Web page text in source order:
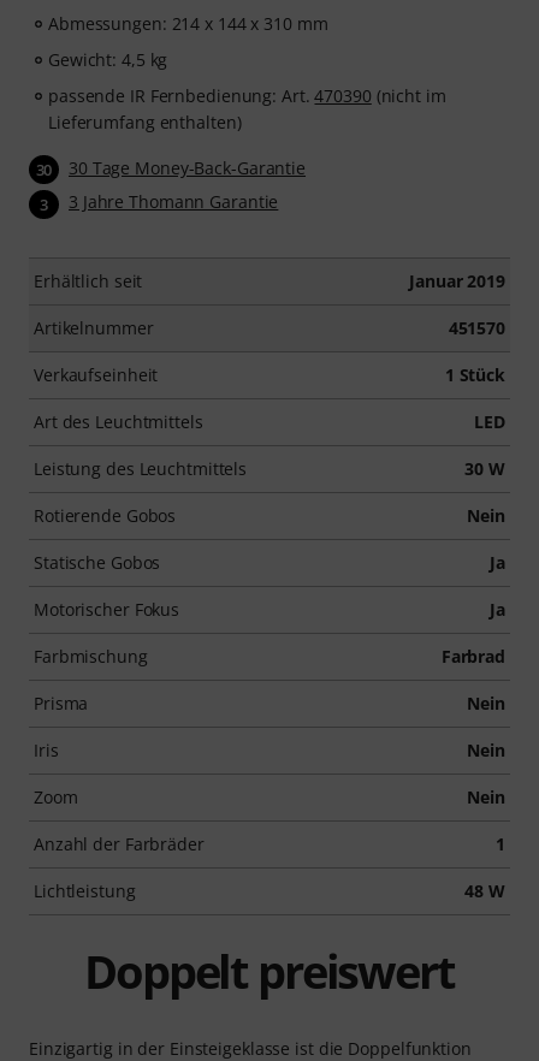
Abmessungen: 214 x 144 x 310 mm
Gewicht: 4,5 kg
passende IR Fernbedienung: Art.470390 (nicht im
Lieferumfang enthalten)
30 30 Tage Money-Back-Garantie
3 3 Jahre Thomann Garantie
Erhältlich seit Januar 2019
Artikelnummer 451570
Verkaufseinheit 1 Stück
Art des Leuchtmittels LED
Leistung des Leuchtmittels 30 W
Rotierende Gobos Nein
Statische Gobos Ja
Motorischer Fokus Ja
Farbmischung Farbrad
Prisma Nein
Iris Nein
Zoom Nein
Anzahl der Farbräder 1
Lichtleistung 48 W
Doppelt preiswert
Einzigartig in der Einsteigeklasse ist die Doppelfunktion